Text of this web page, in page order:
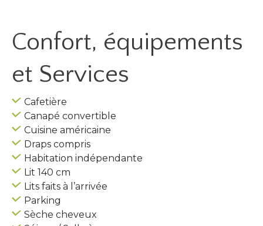
Confort, équipements
et Services
Cafetière
Canapé convertible
Cuisine américaine
Draps compris
Habitation indépendante
Lit 140 cm
Lits faits à l’arrivée
Parking
Sèche cheveux